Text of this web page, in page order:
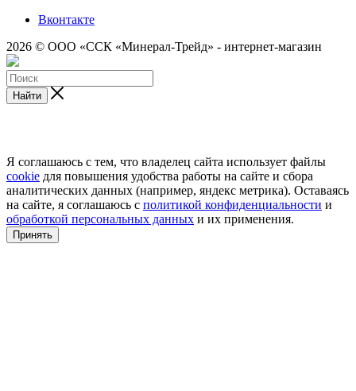
Вконтакте
2026 © ООО «ССК «Минерал-Трейд» - интернет-магазин
Найти
Я соглашаюсь с тем, что владелец сайта использует файлы
cookie для повышения удобства работы на сайте и сбора
аналитических данных (например, яндекс метрика). Оставаясь
на сайте, я соглашаюсь с политикой конфиденциальности и
обработкой персональных данных и их применения.
Принять